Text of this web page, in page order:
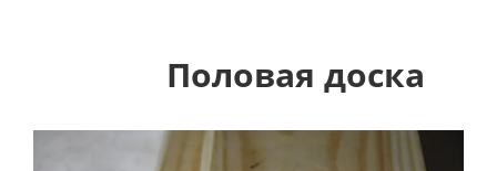
Половая доска